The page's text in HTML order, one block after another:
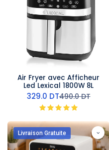
Air Fryer avec Afficheur
Led Lexical 1800W 8L
329.0 DT490.0DT
Livraison Gratuite